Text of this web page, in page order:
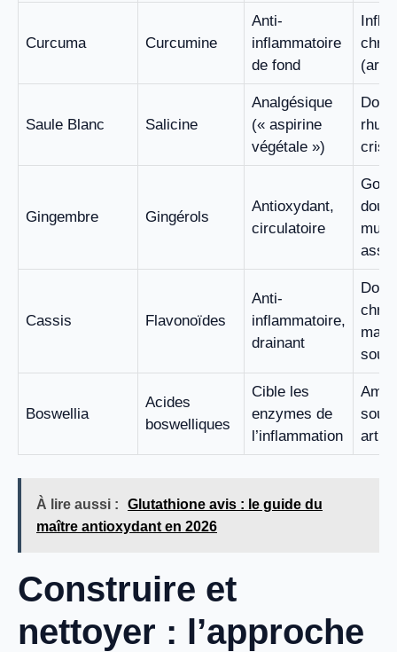
Curcuma Curcumine
Anti-
inflammatoire
de fond
Saule Blanc Salicine
Analgésique
(« aspirine
végétale »)
Gingembre Gingérols
Antioxydant,
circulatoire
Cassis Flavonoïdes
Anti-
inflammatoire,
drainant
Boswellia
Acides
boswelliques
Cible les
enzymes de
l’inflammation
À lire aussi :
Glutathione avis : le guide du
maître antioxydant en 2026
Construire et
nettoyer : l’approche